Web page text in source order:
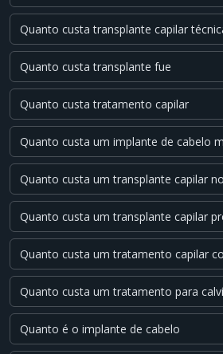
Quanto custa transplante capilar
Quanto custa transplante fue
Quanto custa tratamento capilar
Quanto custa um implante de cabelo
Quanto custa um transplante capilar
Quanto custa um transplante capilar
Quanto custa um tratamento capilar
Quanto custa um tratamento para
Quanto é o implante de cabelo